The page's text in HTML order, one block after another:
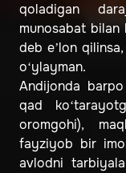
qoladigan
munosabat
deb e’lon
o‘ylayman.
Andijonda
qad
oromgohi),
fayziyob bir
avlodni